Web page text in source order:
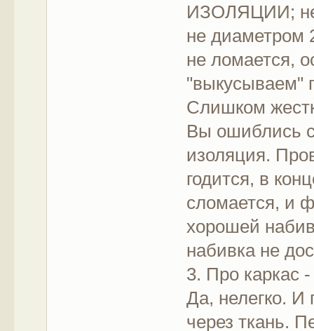
ИЗОЛЯЦИИ;
не
не ломается,
"выкусываем"
Слишком
Вы ошиблись
изоляция.
годится, в
сломается, и
хорошей
набивка не
3. Про каркас
Да, нелегко. И
через ткань.